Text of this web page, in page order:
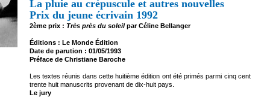
La pluie au crépuscule et autres nouvelles
Prix du jeune écrivain 1992
2ème prix : Très près du soleilpar Céline Bellanger
Éditions : Le Monde Édition
Date de parution : 01/05/1993
Préface de Christiane Baroche
Les textes réunis dans cette huitième édition ont été primés parmi cinq cent
trente huit manuscrits provenant de dix-huit pays.
Le jury